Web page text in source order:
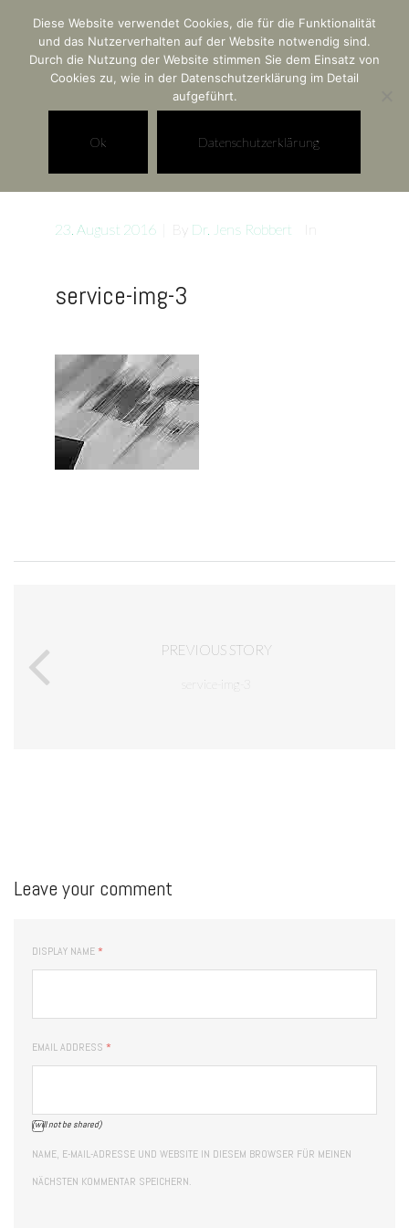
Rechtsanwaltskanzlei
Dr. Jens Robbert
23. August 2016 Dr. Jens Robbert In
service-img-3
PREVIOUS STORY
service-img-3
Leave your comment
DISPLAY NAME*
EMAIL ADDRESS *
(will not be shared)
NAME, E-MAIL-ADRESSE UND WEBSITE IN DIESEM BROWSER FÜR MEINEN
NÄCHSTEN KOMMENTAR SPEICHERN.
Diese Website verwendet Cookies, die für die Funktionalität
und das Nutzerverhalten auf der Website notwendig sind.
Durch die Nutzung der Website stimmen Sie dem Einsatz von
Cookies zu, wie in der Datenschutzerklärung im Detail
aufgeführt.
Ok Datenschutzerklärung